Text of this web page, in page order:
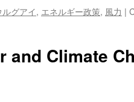
ルグアイ, エネルギー政策, 風力 |
and Climate